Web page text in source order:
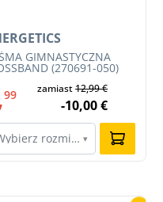
GIMNASTYCZNA
(270691-050)
99 zamiast12,99 €
-10,00 €
rozmiar…
▾